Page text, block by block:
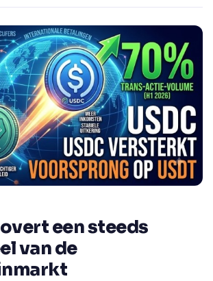
een steeds
van de